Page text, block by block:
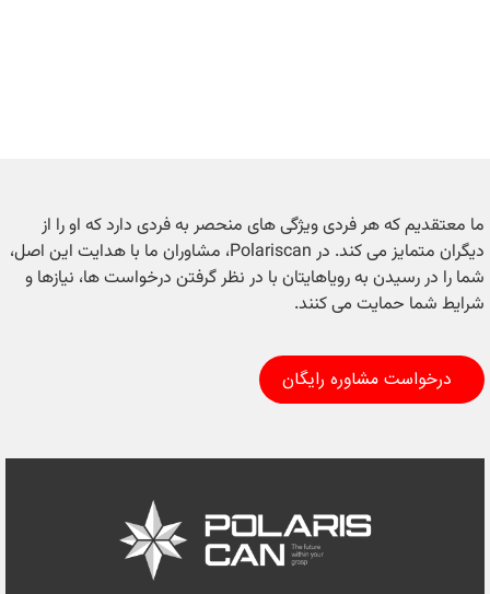
ما معتقدیم که هر فردی ویژگی های منحصر به فردی دارد که او را از
دیگران متمایز می کند. در Polariscan، مشاوران ما با هدایت این اصل،
شما را در رسیدن به رویاهایتان با در نظر گرفتن درخواست ها، نیازها و
شرایط شما حمایت می کنند.
درخواست مشاوره رایگان